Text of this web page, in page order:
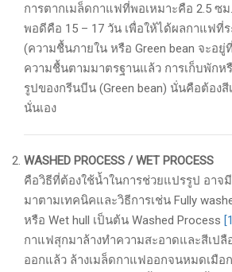
การตากเมล็ดกาแฟที่พอเหมาะคือ 2.5 ซม
พอดีคือ 15 – 17 วัน เพื่อให้ได้ผลกาแฟที่
(ความชื้นภายใน หรือ Green bean จะอยู่
ความชื้นตามมาตรฐานแล้ว การเก็บพักห
รูปของกรีนบีน (Green bean) นั่นคือต้องสี
นั่นเอง
WASHED PROCESS / WET PROCESS
คือวิธีที่ต้องใช้น้ำในการช่วยแปรรูป อาจมี
มาตามเทคนิคและวิธีการเช่น Fully
หรือ Wet hull เป็นต้น Washed Process
กาแฟสุกมาล้างทำความสะอาดและสีเปลื
ออกแล้ว ล้างเมล็ดกาแฟออกจนหมดเมือ